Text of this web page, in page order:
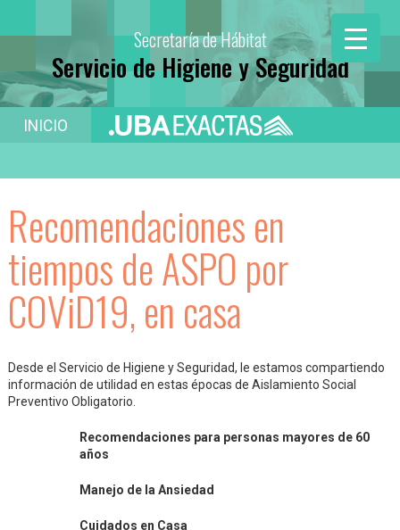
Secretaría de Hábitat
Servicio de Higiene y Seguridad
INICIO
Recomendaciones en
tiempos de ASPO por
COViD19, en casa
Desde el Servicio de Higiene y Seguridad, le estamos compartiendo
información de utilidad en estas épocas de Aislamiento Social
Preventivo Obligatorio.
Recomendaciones para personas mayores de 60
años
Manejo de la Ansiedad
Cuidados en Casa